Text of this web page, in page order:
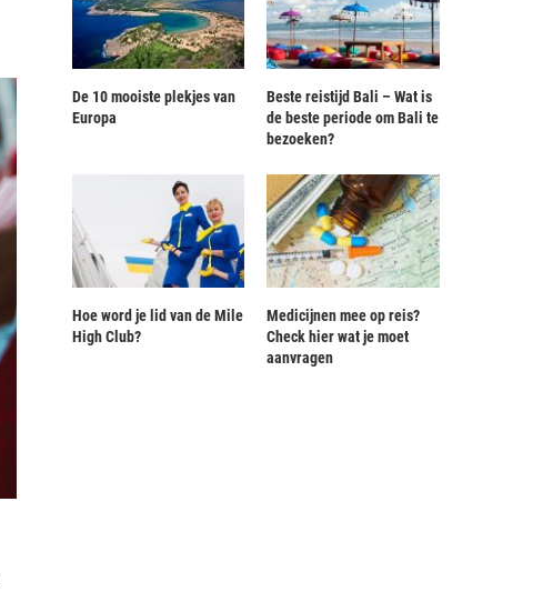
De 10 mooiste plekjes van
Europa
Beste reistijd Bali – Wat is
de beste periode om Bali te
bezoeken?
Hoe word je lid van de Mile
High Club?
Medicijnen mee op reis?
Check hier wat je moet
aanvragen